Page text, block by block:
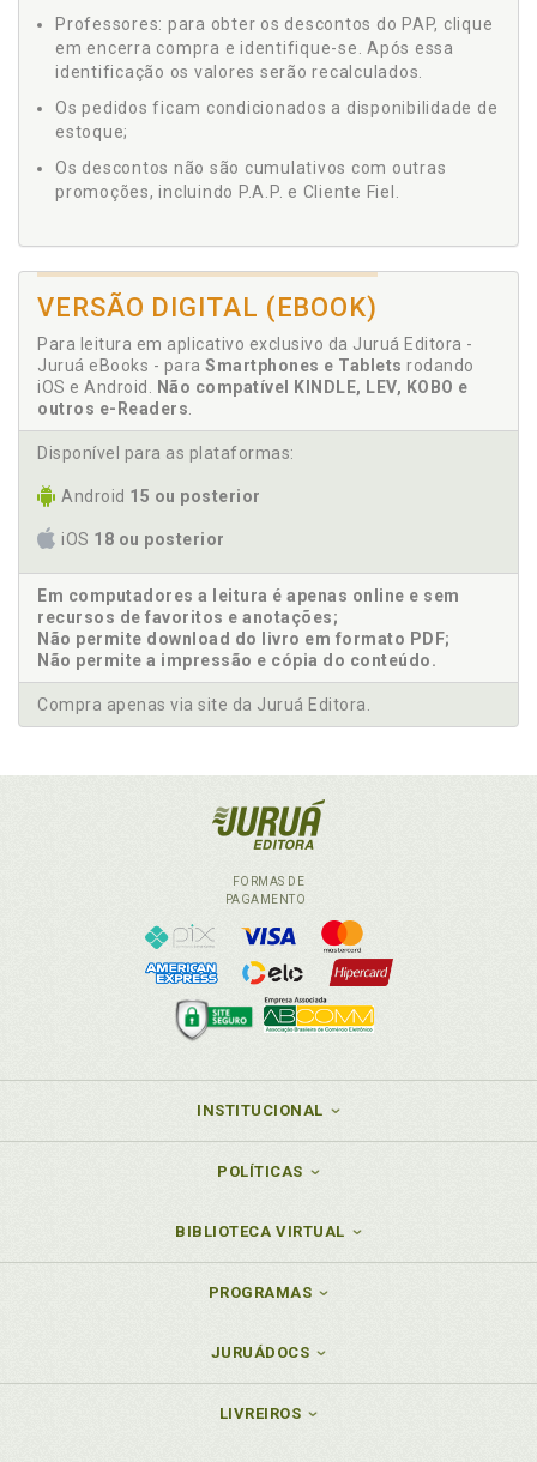
Professores: para obter os descontos do PAP, clique
em encerra compra e identifique-se. Após essa
identificação os valores serão recalculados.
Os pedidos ficam condicionados a disponibilidade de
estoque;
Os descontos não são cumulativos com outras
promoções, incluindo P.A.P. e Cliente Fiel.
VERSÃO DIGITAL (EBOOK)
Para leitura em aplicativo exclusivo da Juruá Editora -
Juruá eBooks - para Smartphones e Tablets rodando
iOS e Android.
Não compatível KINDLE, LEV, KOBO e
outros e-Readers
Disponível para as plataformas:
Android 15 ou posterior
iOS 18 ou posterior
Em computadores a leitura é apenas online e sem
recursos de favoritos e anotações;
Não permite download do livro em formato PDF;
Não permite a impressão e cópia do conteúdo.
Compra apenas via site da Juruá Editora.
FORMAS DE
PAGAMENTO
INSTITUCIONAL
POLÍTICAS
BIBLIOTECA VIRTUAL
PROGRAMAS
JURUÁDOCS
LIVREIROS